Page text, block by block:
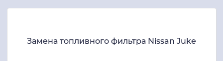
Замена топливного фильтра Nissan Juke